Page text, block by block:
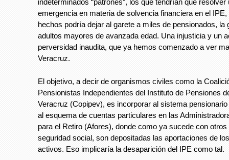
indeterminados “patrones”, los que tendrían que resolver
emergencia en materia de solvencia financiera en el IPE,
hechos podría dejar al garete a miles de pensionados, la
adultos mayores de avanzada edad. Una injusticia y un
perversidad inaudita, que ya hemos comenzado a ver
Veracruz.
El objetivo, a decir de organismos civiles como la
Pensionistas Independientes del Instituto de Pensiones
Veracruz (Copipev), es incorporar al sistema
al esquema de cuentas particulares en las
para el Retiro (Afores), donde como ya sucede con
seguridad social, son depositadas las aportaciones de
activos. Eso implicaría la desaparición del IPE como tal.